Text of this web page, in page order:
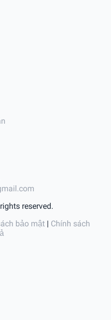
reserved.
bảo mật | Chính sách